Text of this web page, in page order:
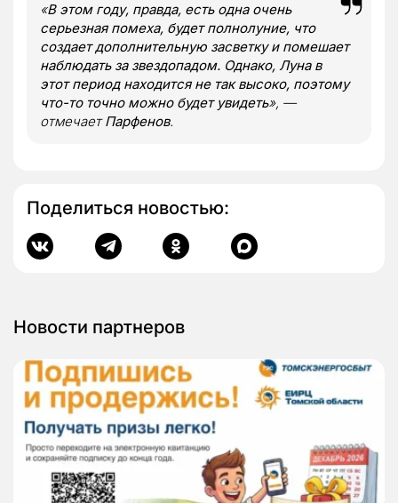
«В этом году, правда, есть одна очень
серьезная помеха, будет полнолуние, что
создает дополнительную засветку и помешает
наблюдать за звездопадом. Однако, Луна в
этот период находится не так высоко, поэтому
что-то точно можно будет увидеть», —
отмечаетПарфенов.
Поделиться новостью:
Новости партнеров